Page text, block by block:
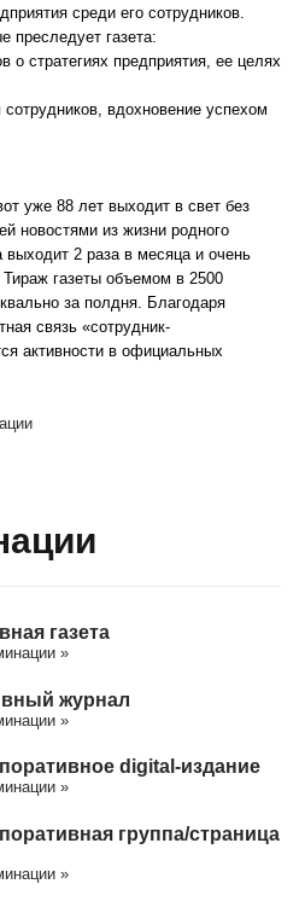
среди его сотрудников.
преследует газета:
о стратегиях предприятия, ее целях
вдохновение успехом
уже 88 лет выходит в свет без
новостями из жизни родного
выходит 2 раза в месяца и очень
газеты объемом в 2500
за полдня. Благодаря
связь «сотрудник-
активности в официальных
газета
»
журнал
»
digital-издание
»
группа/cтраница
»